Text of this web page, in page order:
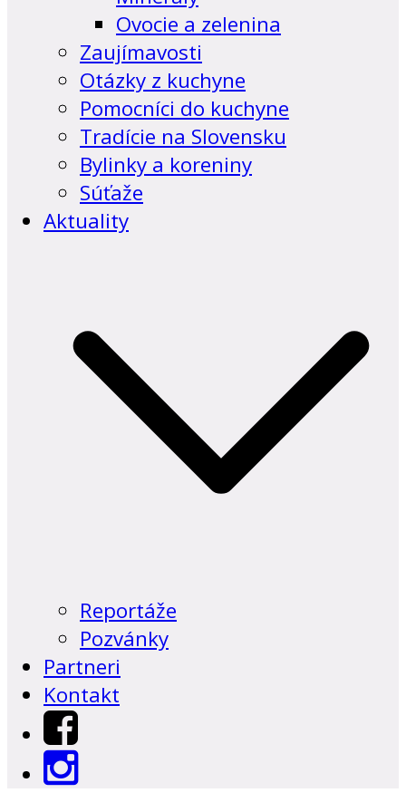
Ovocie a zelenina
Zaujímavosti
Otázky z kuchyne
Pomocníci do kuchyne
Tradície na Slovensku
Bylinky a koreniny
Súťaže
Aktuality
Reportáže
Pozvánky
Partneri
Kontakt